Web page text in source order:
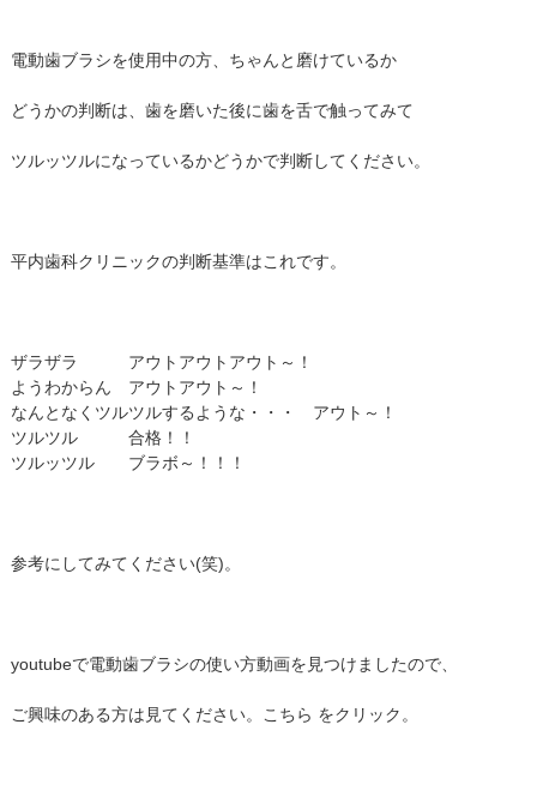
電動歯ブラシを使用中の方、ちゃんと磨けているか
どうかの判断は、歯を磨いた後に歯を舌で触ってみて
ツルッツルになっているかどうかで判断してください。
平内歯科クリニックの判断基準はこれです。
ザラザラ アウトアウトアウト～！
ようわからん アウトアウト～！
なんとなくツルツルするような・・・ アウト～！
ツルツル 合格！！
ツルッツル ブラボ～！！！
参考にしてみてください(笑)。
youtubeで電動歯ブラシの使い方動画を見つけましたので、
ご興味のある方は見てください。 こちら をクリック。